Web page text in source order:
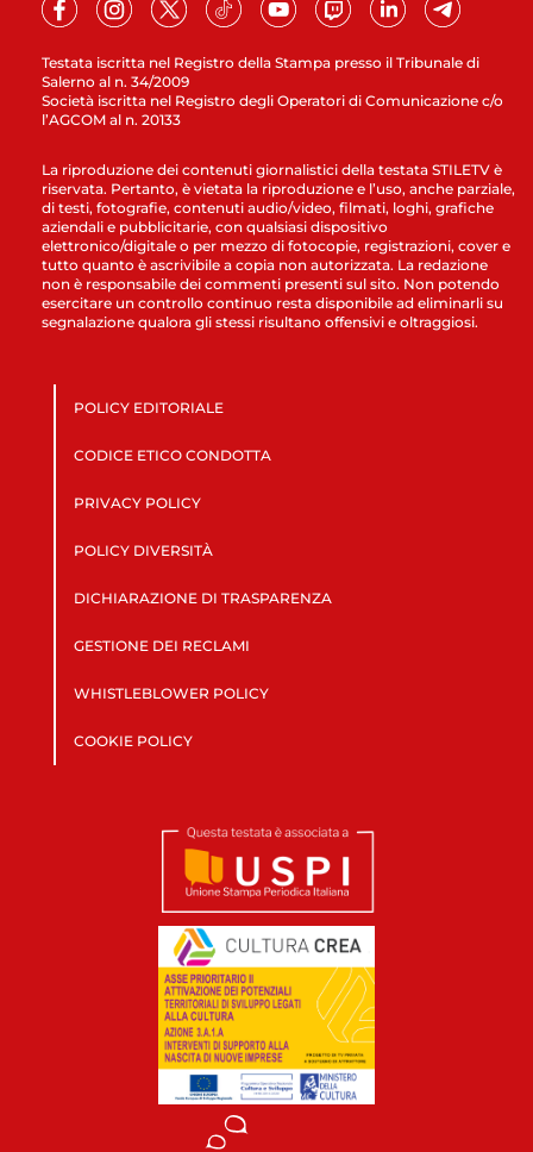
Testata iscritta nel Registro della Stampa presso il Tribunale di
Salerno al n. 34/2009
Società iscritta nel Registro degli Operatori di Comunicazione c/o
l’AGCOM al n. 20133
La riproduzione dei contenuti giornalistici della testata STILETV è
riservata. Pertanto, è vietata la riproduzione e l’uso, anche parziale,
di testi, fotografie, contenuti audio/video, filmati, loghi, grafiche
aziendali e pubblicitarie, con qualsiasi dispositivo
elettronico/digitale o per mezzo di fotocopie, registrazioni, cover e
tutto quanto è ascrivibile a copia non autorizzata. La redazione
non è responsabile dei commenti presenti sul sito. Non potendo
esercitare un controllo continuo resta disponibile ad eliminarli su
segnalazione qualora gli stessi risultano offensivi e oltraggiosi.
POLICY EDITORIALE
CODICE ETICO CONDOTTA
PRIVACY POLICY
POLICY DIVERSITÀ
DICHIARAZIONE DI TRASPARENZA
GESTIONE DEI RECLAMI
WHISTLEBLOWER POLICY
COOKIE POLICY